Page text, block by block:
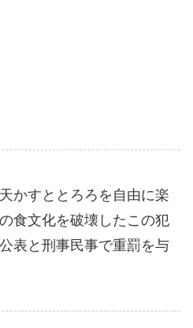
かすととろろを自由に楽
食文化を破壊したこの犯
表と刑事民事で重罰を与